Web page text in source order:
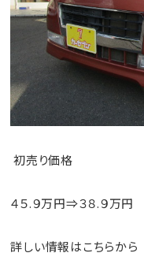
初売り価格
４５.９万円⇒３８.９万円
詳しい情報はこちらから